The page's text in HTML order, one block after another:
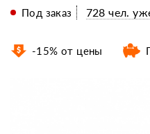
Под заказ 728 чел.
-15% от цены